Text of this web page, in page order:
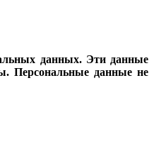
данных. Эти данные
Персональные данные не